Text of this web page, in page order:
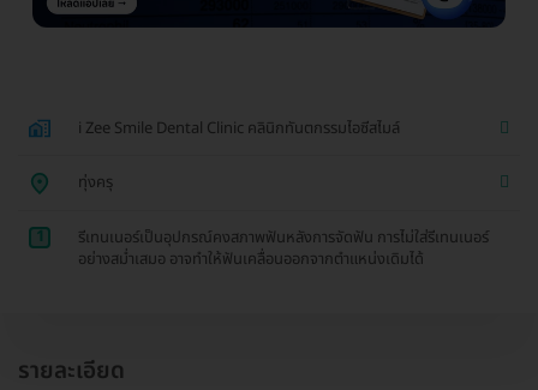
i Zee Smile Dental Clinic คลินิกทันตกรรมไอซีสไมล์
ทุ่งครุ
1
รีเทนเนอร์เป็นอุปกรณ์คงสภาพฟันหลังการจัดฟัน การไม่ใส่รีเทนเนอร์
อย่างสม่ำเสมอ อาจทำให้ฟันเคลื่อนออกจากตำแหน่งเดิมได้
รายละเอียด